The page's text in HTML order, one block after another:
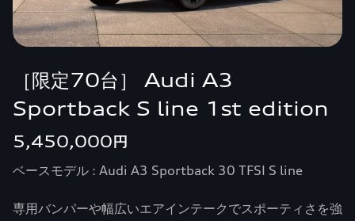
［限定70台］ Audi A3
Sportback S line 1st edition
5,450,000円
ベースモデル : Audi A3 Sportback 30 TFSI S line
専用バンパーや幅広いエアインテークでスポーティさを強